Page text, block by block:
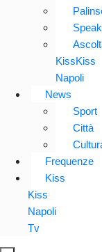
KissKiss
Napoli
News
Sport
Città
Frequenze
Kiss
Kiss
Napoli
Tv